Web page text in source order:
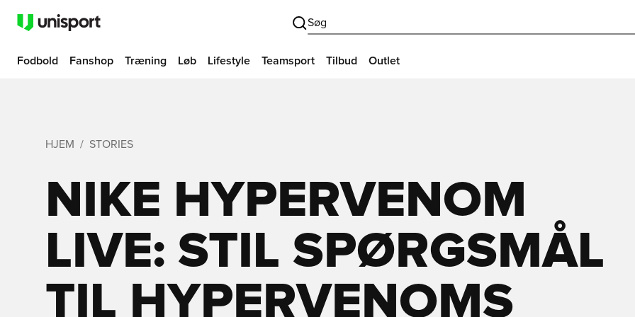
Søg
Fodbold Fanshop Træning Løb Lifestyle Teamsport Tilbud Outlet
HJEM STORIES
NIKE HYPERVENOM
LIVE: STIL SPØRGSMÅL
TIL HYPERVENOMS